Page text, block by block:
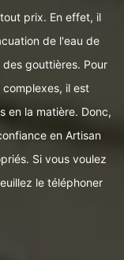
prix. En effet, il
de l'eau de
gouttières. Pour
il est
en la matière. Donc,
en Artisan
Si vous voulez
le téléphoner